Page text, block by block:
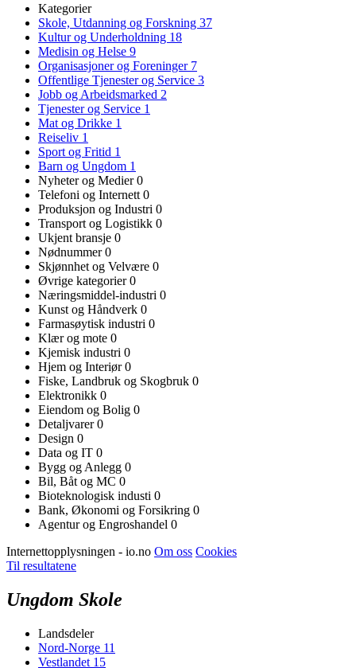
Kategorier
Skole, Utdanning og Forskning 37
Kultur og Underholdning 18
Medisin og Helse 9
Organisasjoner og Foreninger 7
Offentlige Tjenester og Service 3
Jobb og Arbeidsmarked 2
Tjenester og Service 1
Mat og Drikke 1
Reiseliv 1
Sport og Fritid 1
Barn og Ungdom 1
Nyheter og Medier0
Telefoni og Internett 0
Produksjon og Industri 0
Transport og Logistikk 0
Ukjent bransje 0
Nødnummer0
Skjønnhet og Velvære 0
Øvrige kategorier0
Næringsmiddel-industri 0
Kunst og Håndverk 0
Farmasøytisk industri 0
Klær og mote 0
Kjemisk industri 0
Hjem og Interiør0
Fiske, Landbruk og Skogbruk 0
Elektronikk 0
Eiendom og Bolig 0
Detaljvarer0
Design 0
Data og IT 0
Bygg og Anlegg 0
Bil, Båt og MC 0
Bioteknologisk industi 0
Bank, Økonomi og Forsikring 0
Agentur og Engroshandel 0
Internettopplysningen - io.no Om oss Cookies
Til resultatene
Ungdom Skole
Landsdeler
Nord-Norge 11
Vestlandet 15